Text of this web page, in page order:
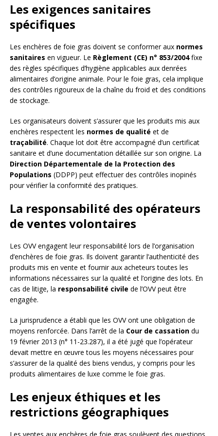
Les exigences sanitaires
spécifiques
Les enchères de foie gras doivent se conformer aux normes
sanitaires en vigueur. Le Règlement (CE) n° 853/2004fixe
des règles spécifiques d’hygiène applicables aux denrées
alimentaires d’origine animale. Pour le foie gras, cela implique
des contrôles rigoureux de la chaîne du froid et des conditions
de stockage.
Les organisateurs doivent s’assurer que les produits mis aux
enchères respectent les normes de qualité et de
traçabilité. Chaque lot doit être accompagné d’un certificat
sanitaire et d’une documentation détaillée sur son origine. La
Direction Départementale de la Protection des
Populations (DDPP) peut effectuer des contrôles inopinés
pour vérifier la conformité des pratiques.
La responsabilité des opérateurs
de ventes volontaires
Les OVV engagent leur responsabilité lors de l’organisation
d’enchères de foie gras. Ils doivent garantir l’authenticité des
produits mis en vente et fournir aux acheteurs toutes les
informations nécessaires sur la qualité et l’origine des lots. En
cas de litige, la responsabilité civile de l’OVV peut être
engagée.
La jurisprudence a établi que les OVV ont une obligation de
moyens renforcée. Dans l’arrêt de la Cour de cassation du
19 février 2013 (n° 11-23.287), il a été jugé que l’opérateur
devait mettre en œuvre tous les moyens nécessaires pour
s’assurer de la qualité des biens vendus, y compris pour les
produits alimentaires de luxe comme le foie gras.
Les enjeux éthiques et les
restrictions géographiques